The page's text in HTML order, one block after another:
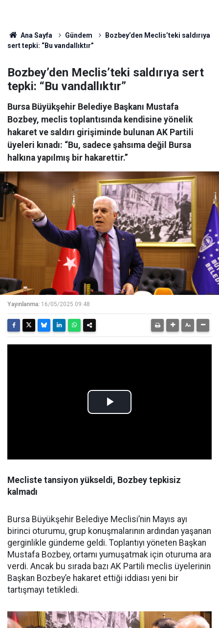
Ana Sayfa Gündem
Bozbey’den Meclis’teki saldırıya
sert tepki: “Bu vandallıktır”
Bozbey’den Meclis’teki saldırıya sert
tepki: “Bu vandallıktır”
Bursa Büyükşehir Belediye Başkanı Mustafa
Bozbey, meclis toplantısında kendisine yönelik
hakaret ve saldırı girişiminde bulunan AK Partili
üyeleri kınadı: “Bu, sadece şahsıma değil Bursa
halkına yapılmış bir hakarettir.”
Yayınlanma: 16/05/2025 09:48
Mecliste tansiyon yükseldi, Bozbey tepkisiz
kalmadı
Bursa Büyükşehir Belediye Meclisi’nin Mayıs ayı
birinci oturumu, grup konuşmalarının ardından yaşanan
gerginlikle gündeme geldi. Toplantıyı yöneten Başkan
Mustafa Bozbey, ortamı yumuşatmak için oturuma ara
verdi. Ancak bu sırada bazı AK Partili meclis üyelerinin
Başkan Bozbey’e hakaret ettiği iddiası yeni bir
tartışmayı tetikledi.